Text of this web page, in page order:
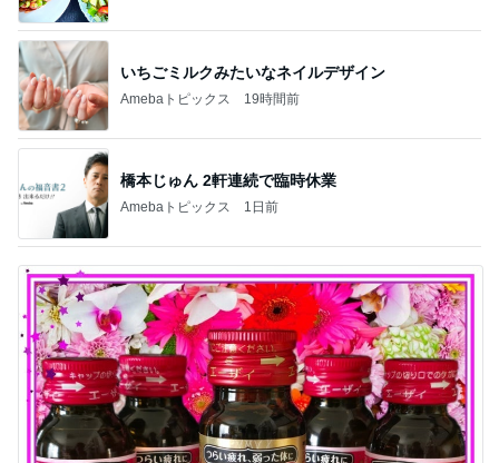
いちごミルクみたいなネイルデザイン
Amebaトピックス 19時間前
橋本じゅん 2軒連続で臨時休業
Amebaトピックス 1日前